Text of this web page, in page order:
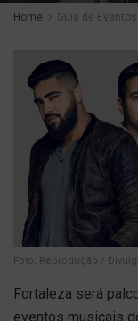
Home Guia de Eventos
Foto: Reprodução /
Fortaleza será
eventos musicais